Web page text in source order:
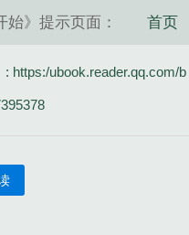
》提示页面： 首页
: https:/ubook.reader.qq.com/b